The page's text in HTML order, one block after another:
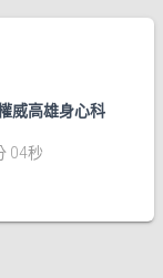
威高雄身心科
04秒